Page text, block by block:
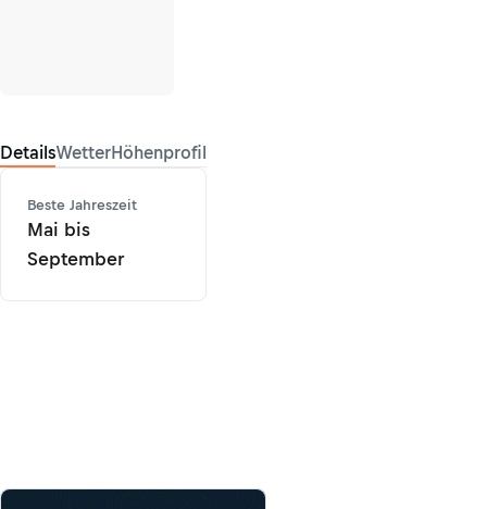
DetailsWetterHöhenprofil
Beste Jahreszeit
Mai bis
September